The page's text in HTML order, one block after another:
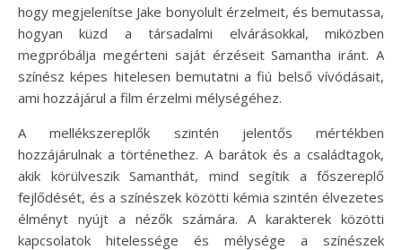
hogy megjelenítse Jake bonyolult érzelmeit, és bemutassa,
hogyan küzd a társadalmi elvárásokkal, miközben
megpróbálja megérteni saját érzéseit Samantha iránt. A
színész képes hitelesen bemutatni a fiú belső vívódásait,
ami hozzájárul a film érzelmi mélységéhez.
A mellékszereplők szintén jelentős mértékben
hozzájárulnak a történethez. A barátok és a családtagok,
akik körülveszik Samanthát, mind segítik a főszereplő
fejlődését, és a színészek közötti kémia szintén élvezetes
élményt nyújt a nézők számára. A karakterek közötti
kapcsolatok hitelessége és mélysége a színészek